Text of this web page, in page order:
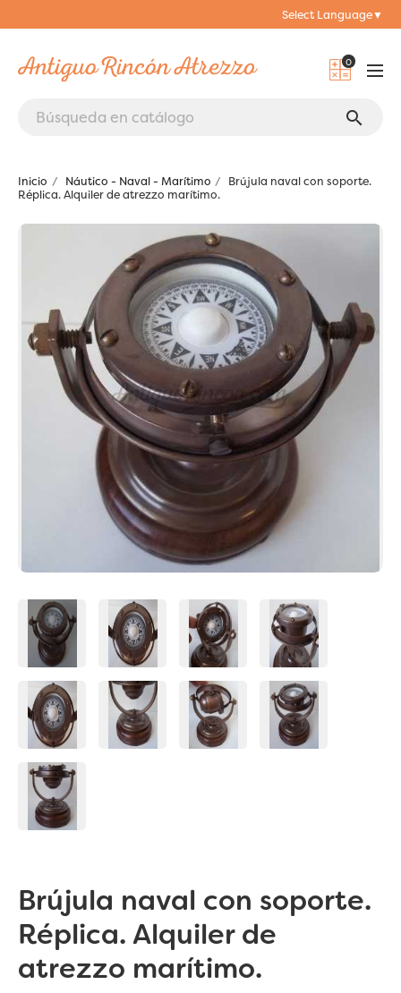
Select Language▼
0
search
Inicio Náutico - Naval - Marítimo
Brújula naval con soporte.
Réplica. Alquiler de atrezzo marítimo.
Brújula naval con soporte.
Réplica. Alquiler de
atrezzo marítimo.